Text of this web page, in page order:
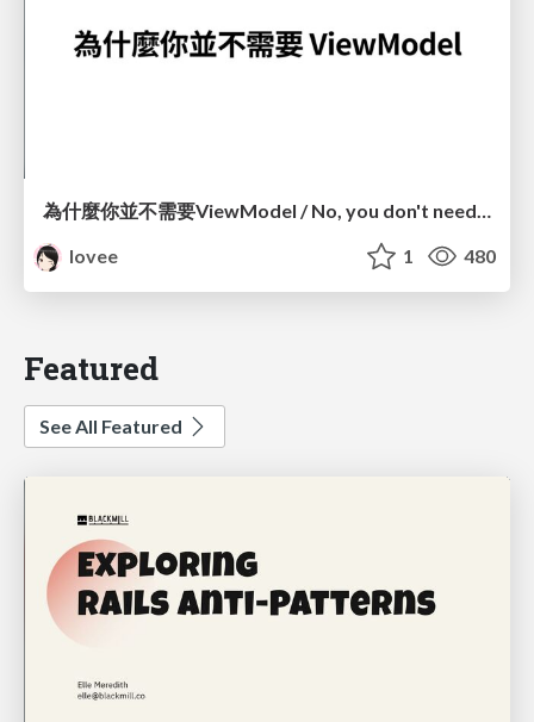
為什麼你並不需要ViewModel / No, you don't need a ViewModel
lovee
1 480
Featured
See All Featured